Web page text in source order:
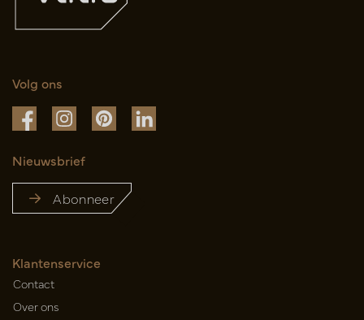
Volg ons
Nieuwsbrief
Abonneer
Klantenservice
Contact
Over ons